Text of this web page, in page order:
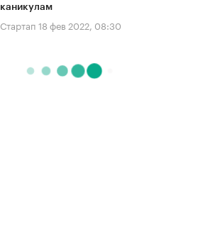
каникулам
Стартап 18 фев 2022, 08:30